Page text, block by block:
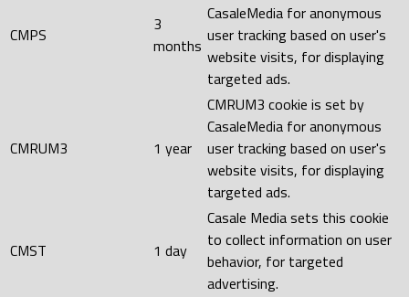
CMPS
3
months
CasaleMedia for anonymous
user tracking based on user's
website visits, for displaying
targeted ads.
CMRUM3 1 year
CMRUM3 cookie is set by
CasaleMedia for anonymous
user tracking based on user's
website visits, for displaying
targeted ads.
CMST 1 day
Casale Media sets this cookie
to collect information on user
behavior, for targeted
advertising.